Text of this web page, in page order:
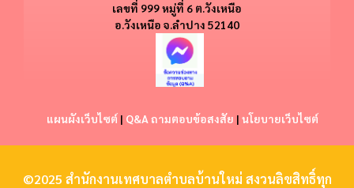
​​เลขที่ 999 หมู่ที่ 6 ต.วังเหนือ
อ.วังเหนือ จ.ลำปาง 52140
แผนผังเว็บไซต์ | Q&A ถามตอบข้อสงสัย | นโยบายเว็บไซต์
©2025 สำนักงานเทศบาลตำบลบ้านใหม่ สงวนลิขสิทธิ์ทุก